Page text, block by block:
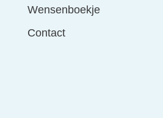
Wensenboekje
Contact